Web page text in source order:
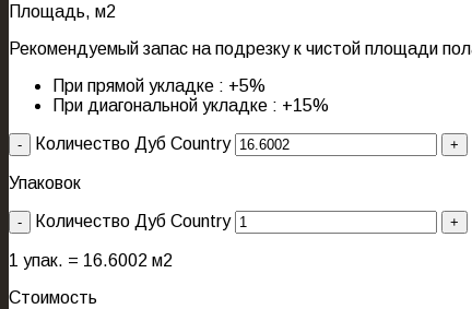
Площадь, м2
Рекомендуемый запас на подрезку к чистой площади
При прямой укладке : +5%
При диагональной укладке : +15%
Количество Дуб Country
Упаковок
Количество Дуб Country
1 упак. = 16.6002 м2
Стоимость